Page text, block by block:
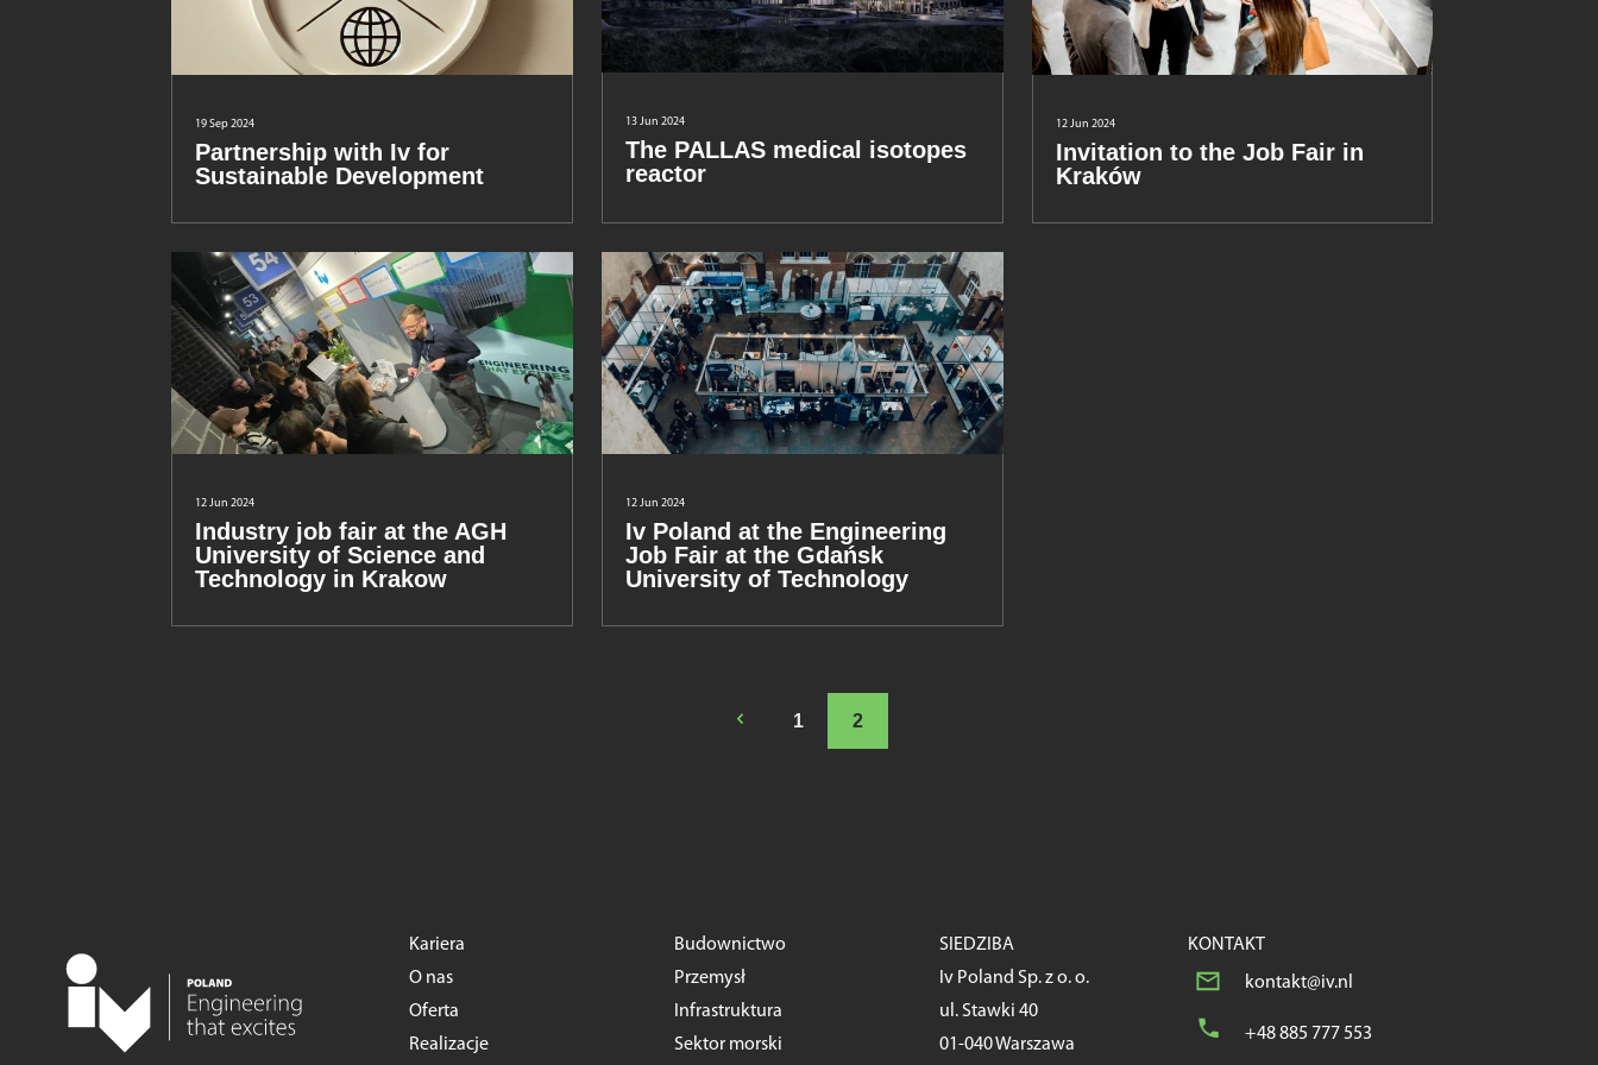
19 Sep 2024
Partnership with Iv for
Sustainable Development
13 Jun 2024
The PALLAS medical isotopes
reactor
12 Jun 2024
Invitation to the Job Fair in
Kraków
12 Jun 2024
Industry job fair at the AGH
University of Science and
Technology in Krakow
12 Jun 2024
Iv Poland at the Engineering
Job Fair at the Gdańsk
University of Technology
4 1 2
Kariera
O nas
Oferta
Realizacje
Budownictwo
Przemysł
Infrastruktura
Sektor morski
SIEDZIBA
Iv Poland Sp. z o. o.
ul. Stawki 40
01-040 Warszawa
KONTAKT
kontakt@iv.nl
+48 885 777 553